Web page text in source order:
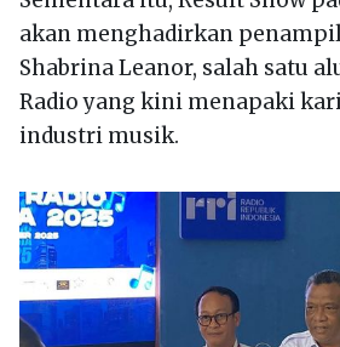
akan menghadirkan
Shabrina Leanor, salah satu
Radio yang kini menapaki
industri musik.